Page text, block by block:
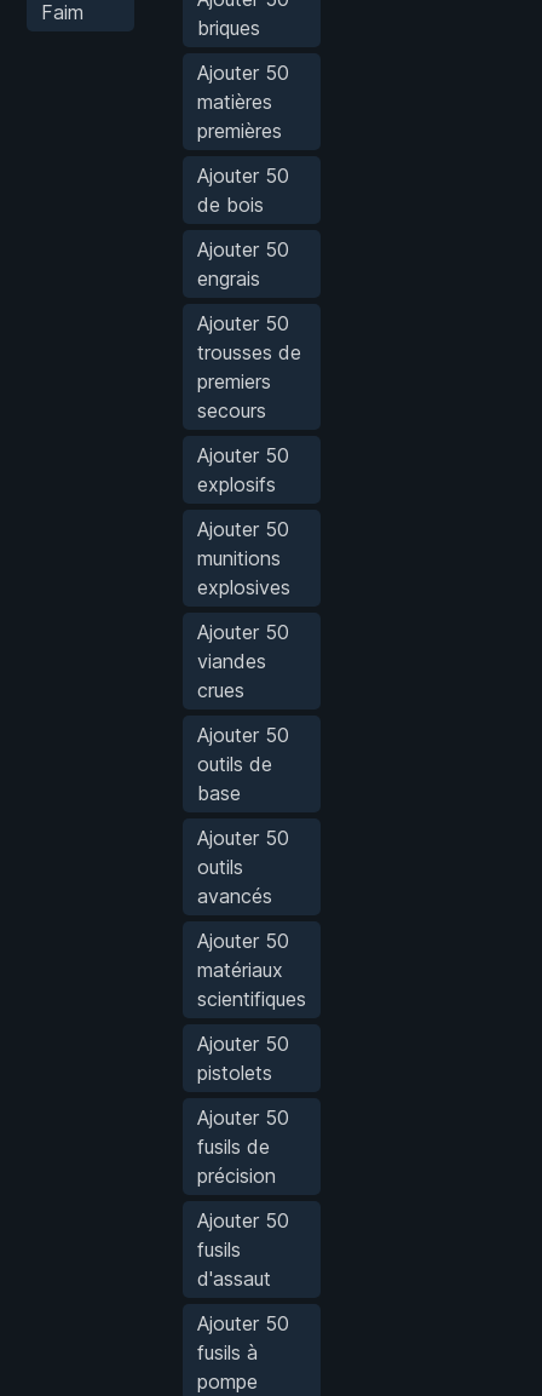
Faim
briques
Ajouter 50
matières
premières
Ajouter 50
de bois
Ajouter 50
engrais
Ajouter 50
trousses de
premiers
secours
Ajouter 50
explosifs
Ajouter 50
munitions
explosives
Ajouter 50
viandes
crues
Ajouter 50
outils de
base
Ajouter 50
outils
avancés
Ajouter 50
matériaux
scientifiques
Ajouter 50
pistolets
Ajouter 50
fusils de
précision
Ajouter 50
fusils
d'assaut
Ajouter 50
fusils à
pompe